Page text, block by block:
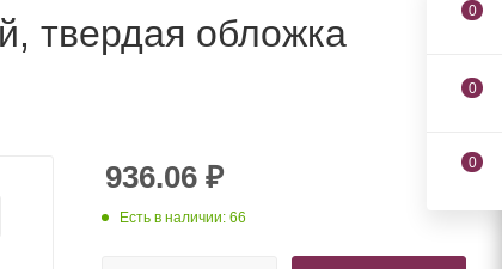
твердая обложка
936.06 ₽
Есть в наличии: 66
0
0
0